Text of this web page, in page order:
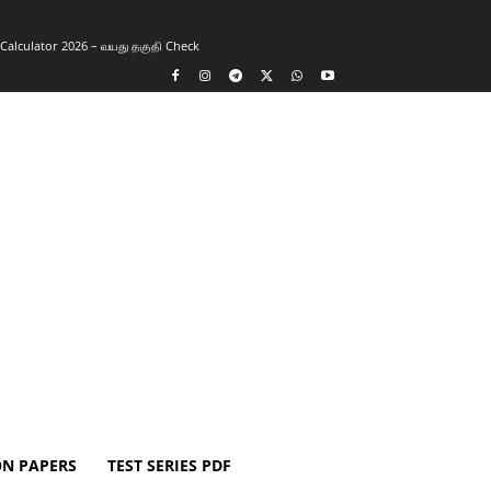
2026 – வயது தகுதி Check
PAPERS TEST SERIES PDF